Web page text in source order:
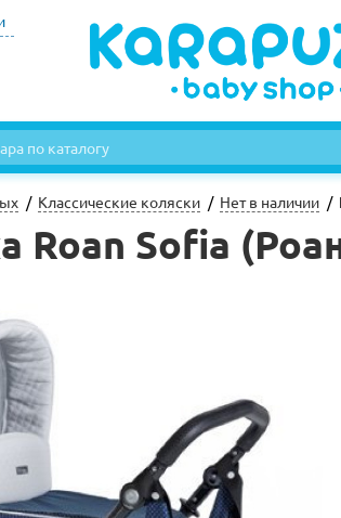
Классические коляски Нет в наличии
Roan Sofia